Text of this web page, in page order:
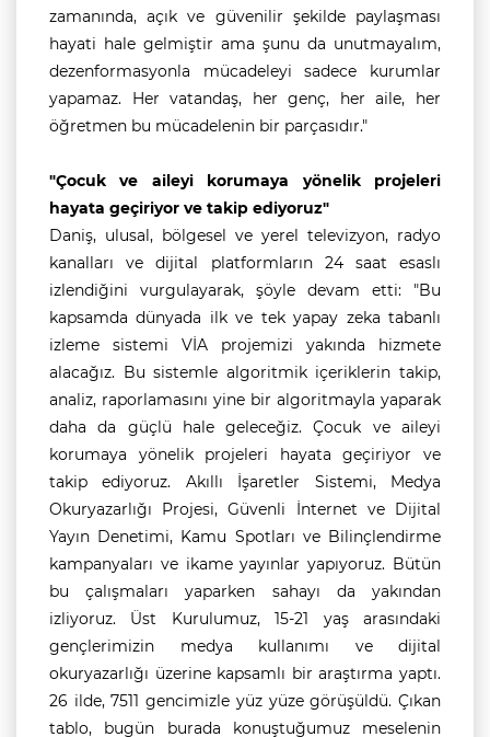
zamanında, açık ve güvenilir şekilde paylaşması
hayati hale gelmiştir ama şunu da unutmayalım,
dezenformasyonla mücadeleyi sadece kurumlar
yapamaz. Her vatandaş, her genç, her aile, her
öğretmen bu mücadelenin bir parçasıdır."
"Çocuk ve aileyi korumaya yönelik projeleri
hayata geçiriyor ve takip ediyoruz"
Daniş, ulusal, bölgesel ve yerel televizyon, radyo
kanalları ve dijital platformların 24 saat esaslı
izlendiğini vurgulayarak, şöyle devam etti: "Bu
kapsamda dünyada ilk ve tek yapay zeka tabanlı
izleme sistemi VİA projemizi yakında hizmete
alacağız. Bu sistemle algoritmik içeriklerin takip,
analiz, raporlamasını yine bir algoritmayla yaparak
daha da güçlü hale geleceğiz. Çocuk ve aileyi
korumaya yönelik projeleri hayata geçiriyor ve
takip ediyoruz. Akıllı İşaretler Sistemi, Medya
Okuryazarlığı Projesi, Güvenli İnternet ve Dijital
Yayın Denetimi, Kamu Spotları ve Bilinçlendirme
kampanyaları ve ikame yayınlar yapıyoruz. Bütün
bu çalışmaları yaparken sahayı da yakından
izliyoruz. Üst Kurulumuz, 15-21 yaş arasındaki
gençlerimizin medya kullanımı ve dijital
okuryazarlığı üzerine kapsamlı bir araştırma yaptı.
26 ilde, 7511 gencimizle yüz yüze görüşüldü. Çıkan
tablo, bugün burada konuştuğumuz meselenin